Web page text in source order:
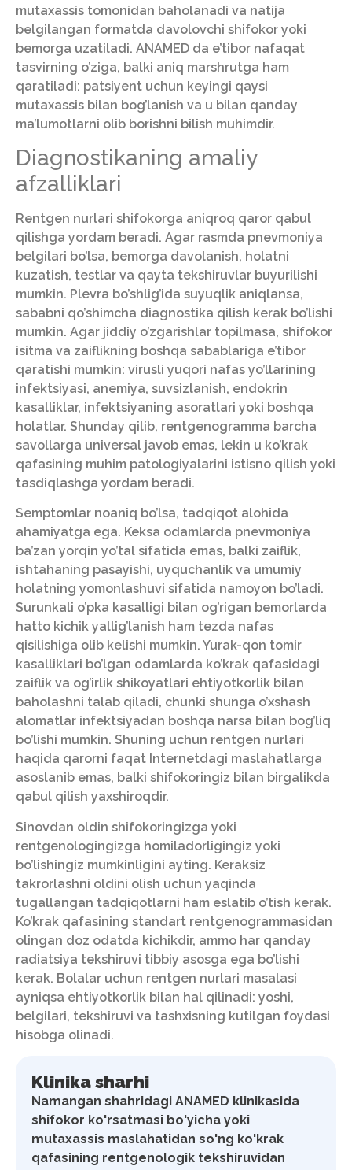
mutaxassis tomonidan baholanadi va natija
belgilangan formatda davolovchi shifokor yoki
bemorga uzatiladi. ANAMED da e’tibor nafaqat
tasvirning o’ziga, balki aniq marshrutga ham
qaratiladi: patsiyent uchun keyingi qaysi
mutaxassis bilan bog’lanish va u bilan qanday
ma’lumotlarni olib borishni bilish muhimdir.
Diagnostikaning amaliy
afzalliklari
Rentgen nurlari shifokorga aniqroq qaror qabul
qilishga yordam beradi. Agar rasmda pnevmoniya
belgilari bo’lsa, bemorga davolanish, holatni
kuzatish, testlar va qayta tekshiruvlar buyurilishi
mumkin. Plevra bo’shlig’ida suyuqlik aniqlansa,
sababni qo’shimcha diagnostika qilish kerak bo’lishi
mumkin. Agar jiddiy o’zgarishlar topilmasa, shifokor
isitma va zaiflikning boshqa sabablariga e’tibor
qaratishi mumkin: virusli yuqori nafas yo’llarining
infektsiyasi, anemiya, suvsizlanish, endokrin
kasalliklar, infektsiyaning asoratlari yoki boshqa
holatlar. Shunday qilib, rentgenogramma barcha
savollarga universal javob emas, lekin u ko’krak
qafasining muhim patologiyalarini istisno qilish yoki
tasdiqlashga yordam beradi.
Semptomlar noaniq bo’lsa, tadqiqot alohida
ahamiyatga ega. Keksa odamlarda pnevmoniya
ba’zan yorqin yo’tal sifatida emas, balki zaiflik,
ishtahaning pasayishi, uyquchanlik va umumiy
holatning yomonlashuvi sifatida namoyon bo’ladi.
Surunkali o’pka kasalligi bilan og’rigan bemorlarda
hatto kichik yallig’lanish ham tezda nafas
qisilishiga olib kelishi mumkin. Yurak-qon tomir
kasalliklari bo’lgan odamlarda ko’krak qafasidagi
zaiflik va og’irlik shikoyatlari ehtiyotkorlik bilan
baholashni talab qiladi, chunki shunga o’xshash
alomatlar infektsiyadan boshqa narsa bilan bog’liq
bo’lishi mumkin. Shuning uchun rentgen nurlari
haqida qarorni faqat Internetdagi maslahatlarga
asoslanib emas, balki shifokoringiz bilan birgalikda
qabul qilish yaxshiroqdir.
Sinovdan oldin shifokoringizga yoki
rentgenologingizga homiladorligingiz yoki
bo’lishingiz mumkinligini ayting. Keraksiz
takrorlashni oldini olish uchun yaqinda
tugallangan tadqiqotlarni ham eslatib o’tish kerak.
Ko’krak qafasining standart rentgenogrammasidan
olingan doz odatda kichikdir, ammo har qanday
radiatsiya tekshiruvi tibbiy asosga ega bo’lishi
kerak. Bolalar uchun rentgen nurlari masalasi
ayniqsa ehtiyotkorlik bilan hal qilinadi: yoshi,
belgilari, tekshiruvi va tashxisning kutilgan foydasi
hisobga olinadi.
Klinika sharhi
Namangan shahridagi ANAMED klinikasida
shifokor ko'rsatmasi bo'yicha yoki
mutaxassis maslahatidan so'ng ko'krak
qafasining rentgenologik tekshiruvidan